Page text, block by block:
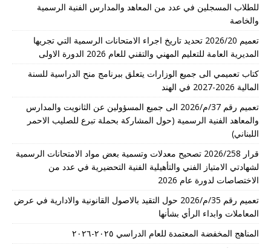
للطلاب المسجلين في عدد من المعاهد والمدارس الفنية الرسمية
والخاصة
تعميم 2026/20 تحديد تاريخ اجراء الامتحانات الرسمية التي تجريها
المديرية العامة للتعليم المهني والتقني للعام 2026 الدورة الاولى
كتاب تعميمي الى جميع الوزارات يتعلق ببرنامج منح الدراسية للسنة
المالية 2026-2027 في الهند
تعميم رقم 37/م/2026 الى جميع المسؤولين عن الثانويت والمدارس
والمعاهد الفنية الرسمية (حول المشاركة بحملة تبرع للصليب الاحمر
اللبناني)
قرار 2026/258 تصحيح معدلات وتسمية بعض مواد الامتحانات الرسمية
لشهادتي الامتياز الفني والتأهيلية الفنية التحضيرية في عدد من
الاختصاصات لدورة عام 2026
تعميم رقم 35/م/2026 حول التقيد بالاصول القانونية والادارية في عرض
المعاملات وابداء الرأي بشأنها
المناهج المخفضة المعتمدة للعام الدراسي ٢٠٢٥-٢٠٢٦